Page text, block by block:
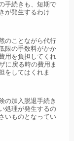
手続きも、短期で
が発生するわけ
のことながら代行
限の手数料がかか
用を負担してくれ
に戻る時の費用ま
をしてはくれま
の加入脱退手続き
処理が発生するの
いものとなってい